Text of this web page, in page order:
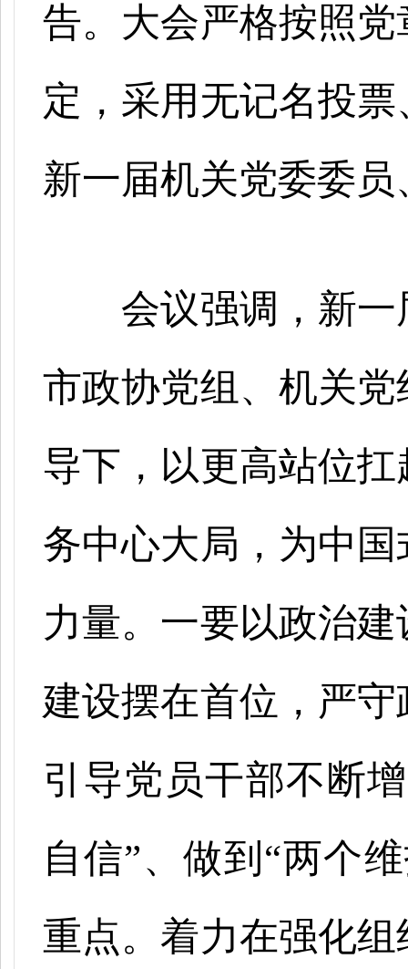
告。大会严格按照
定，采用无记名投
新一届机关党委委
会议强调，新
市政协党组、机关
导下，以更高站位
务中心大局，为中
力量。一要以政治
建设摆在首位，严
引导党员干部不断
自信”、做到“两个
重点。着力在强化